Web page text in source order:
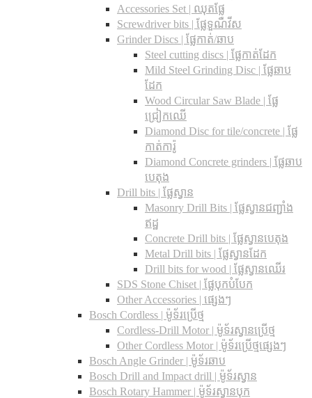
Accessories Set | ឈុតផ្លែ
Screwdriver bits | ផ្លែទួណឺវីស
Grinder Discs |​ ផ្លែកាត់/ឆាប
Steel cutting discs |​ ផ្លែកាត់ដែក
Mild Steel Grinding Disc | ផ្លែឆាប
ដែក
Wood Circular Saw Blade | ផ្លែ
ជ្រៀកឈើ
Diamond Disc for tile/concrete​ | ផ្លែ
កាត់ការ៉ូ
Diamond Concrete grinders | ផ្លែឆាប
បេតុង
Drill bits |​ ផ្លែស្វាន
Masonry Drill Bits |​ ផ្លែស្វានជញ្ជាំង
ឥដ្ឋ
Concrete Drill bits |​ ផ្លែស្វានបេតុង
Metal Drill bits |​ ផ្លែស្វានដែក
Drill bits for wood |​ ផ្លែស្វានឈើរ
SDS Stone Chiset |​ ផ្លែបុកបំបែក
Other Accessories | ផ្សេងៗ
Bosch Cordless | ម៉ូទ័រប្រើថ្ម
Cordless-Drill Motor | ម៉ូទ័រស្វានប្រើថ្ម
Other Cordless Motor | ម៉ូទ័រប្រើថ្មផ្សេងៗ
Bosch Angle Grinder | ម៉ូទ័រឆាប
Bosch Drill and Impact drill | ម៉ូទ័រស្វាន
Bosch Rotary Hammer | ម៉ូទ័រស្វានបុក